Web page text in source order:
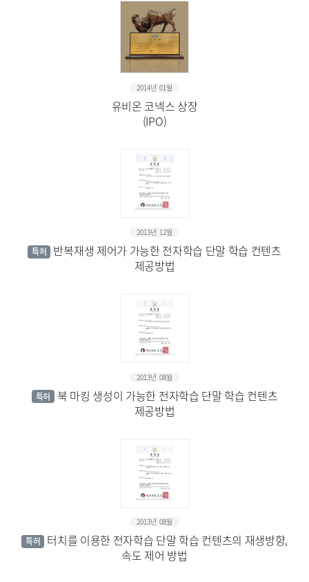
2014년 01월
유비온 코넥스 상장
(IPO)
2013년 12월
특허
반복재생 제어가 가능한 전자학습 단말 학습 컨텐츠
제공방법
2013년 08월
특허
북 마킹 생성이 가능한 전자학습 단말 학습 컨텐츠
제공방법
2013년 08월
특허
터치를 이용한 전자학습 단말 학습 컨텐츠의 재생방향,
속도 제어 방법